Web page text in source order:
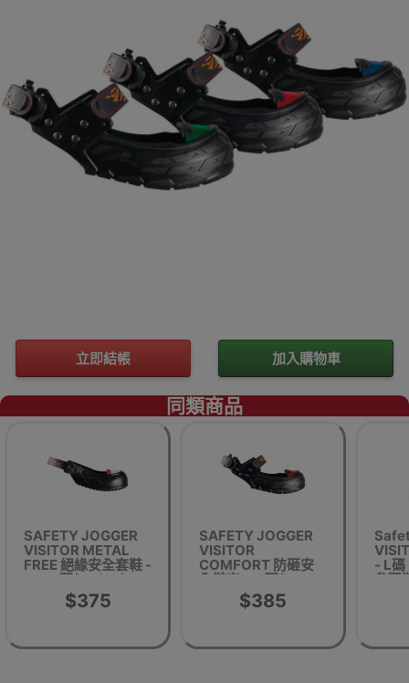
立即結帳 加入購物車
同類商品
SAFETY JOGGER
VISITOR METAL
FREE 絕緣安全套鞋 -
S碼(34/38)
$375
SAFETY JOGGER
VISITOR
COMFORT 防砸安
全鞋套 - M碼(39-
43) | 多向性綁帶 | 鋁
鈦合金鞋頭
$385
- L
參觀